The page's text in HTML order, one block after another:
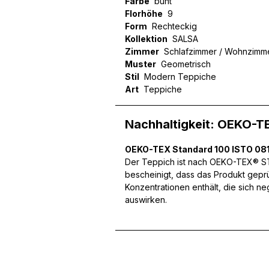
Florhöhe 9
Form Rechteckig
Kollektion SALSA
Zimmer Schlafzimmer /
Muster Geometrisch
Stil Modern Teppiche
Art Teppiche
Nachhaltigkeit: OEKO-
OEKO-TEX Standard 100 ISTO
Der Teppich ist nach OEKO-TEX®
bescheinigt, dass das Produkt
Konzentrationen enthält, die sich
auswirken.
Wir verwenden Cookies,
können und um unseren
Website an unsere
mit weiteren Daten
Notwendig
Notwendige Cookies sind
Beispiel das Bereitstellen
speichern keine